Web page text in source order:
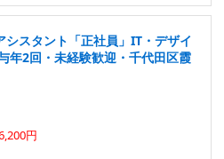
スタント「正社員」IT・デザイ
年2回・未経験歓迎・千代田区霞
円